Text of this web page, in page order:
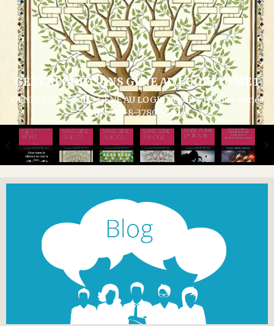
GÉNÉALOGIE SANS GÊNE AU LOGIS TOME 1
GÉNÉALOGIE SANS GÊNE AU LOGIS TOME 1 Thèmes variés
ISBN 979-8-37802-392-9